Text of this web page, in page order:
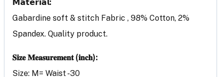
𝗠𝗮𝘁𝗲𝗿𝗶𝗮𝗹:
Gabardine soft & stitch Fabric , 98% Cotton, 2%
Spandex. Quality product.
𝐒𝐢𝐳𝐞 𝐌𝐞𝐚𝐬𝐮𝐫𝐞𝐦𝐞𝐧𝐭 (𝐢𝐧𝐜𝐡):
Size: M= Waist -30